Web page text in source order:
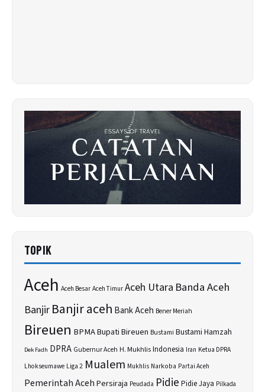
TOPIK
Aceh Aceh Besar Aceh Timur Aceh Utara Banda Aceh
BanjirBanjir aceh Bank Aceh Bener Meriah
Bireuen BPMABupati Bireuen Bustami Bustami Hamzah
Dek Fadh DPRA Gubernur Aceh H. MukhlisIndonesia Iran Ketua DPRA
Lhokseumawe Liga 2 Mualem Mukhlis Narkoba Partai Aceh
Pemerintah AcehPersiraja Peudada Pidie Pidie Jaya Pilkada